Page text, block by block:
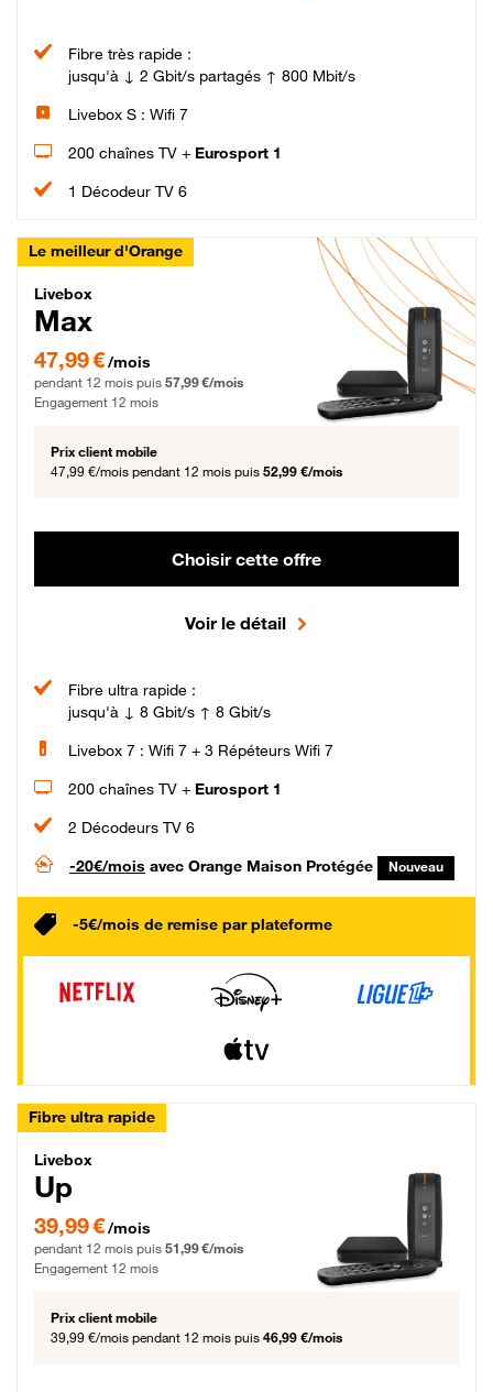
Fibre très rapide :
jusqu'à ↓ 2 Gbit/s partagés ↑ 800 Mbit/s
Livebox S : Wifi 7
200 chaînes TV + Eurosport 1
1 Décodeur TV 6
Le meilleur d'Orange
Livebox Max Fibre
Livebox
Max
47,99 € par mois pendant 12 mois puis 57,99 € par mois, Engagement 12 mois
47,99 €/mois
pendant 12 mois puis 57,99 €/mois
Engagement 12 mois
Prix client mobile
47,99 €/mois pendant 12 mois puis 52,99 €/mois
Choisir cette offre
Voir le détail
Fibre ultra rapide :
jusqu'à ↓ 8 Gbit/s ↑ 8 Gbit/s
Livebox 7 : Wifi 7 + 3 Répéteurs Wifi 7
200 chaînes TV + Eurosport 1
2 Décodeurs TV 6
-20€/mois avec Orange Maison Protégée Nouveau
-5€/mois de remise par plateforme
Fibre ultra rapide
Livebox Up Fibre
Livebox
Up
39,99 € par mois pendant 12 mois puis 51,99 € par mois, Engagement 12 mois
39,99 €/mois
pendant 12 mois puis 51,99 €/mois
Engagement 12 mois
Prix client mobile
39,99 €/mois pendant 12 mois puis 46,99 €/mois